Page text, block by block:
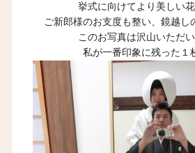
挙式に向けてより美しい
ご新郎様のお支度も整い、鏡越
このお写真は沢山いただ
私が一番印象に残った１